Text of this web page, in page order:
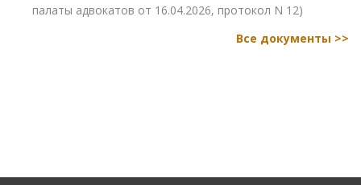
палаты адвокатов от 16.04.2026, протокол N 12)
Все документы >>